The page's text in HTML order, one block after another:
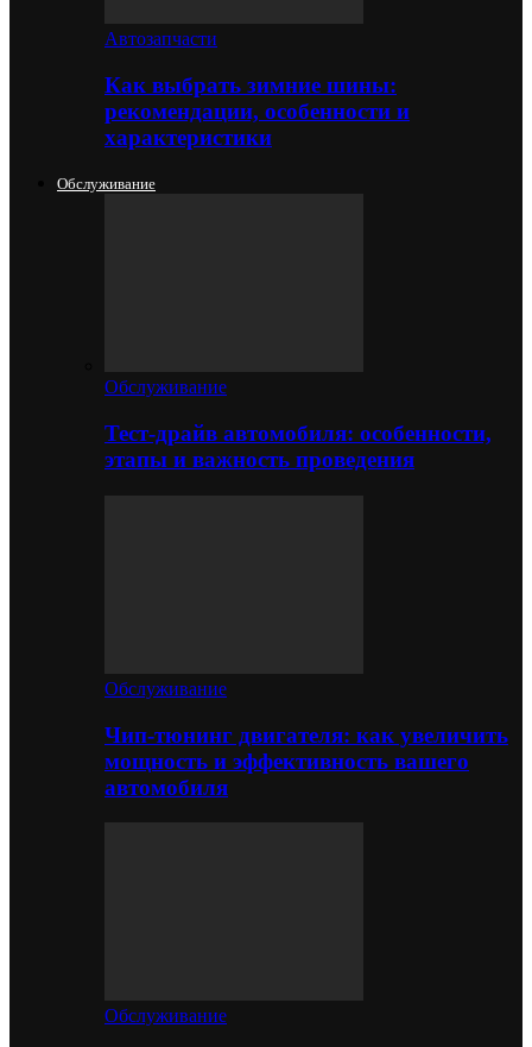
Автозапчасти
Как выбрать зимние шины:
рекомендации, особенности и
характеристики
Обслуживание
Обслуживание
Тест-драйв автомобиля: особенности,
этапы и важность проведения
Обслуживание
Чип-тюнинг двигателя: как увеличить
мощность и эффективность вашего
автомобиля
Обслуживание